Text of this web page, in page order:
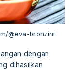
@eva-bronzini
dengan
dihasilkan